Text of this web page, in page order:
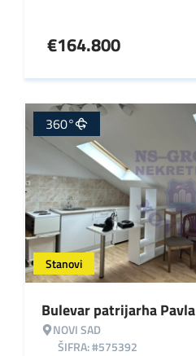
€164.800
Stanovi
360°
Bulevar patrijarha Pavla
NOVI SAD
ŠIFRA: #575392